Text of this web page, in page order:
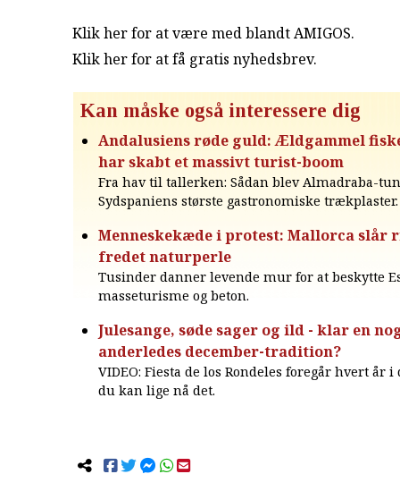
Klik her for at være med blandt AMIGOS.
Klik her for at få gratis nyhedsbrev.
Kan måske også interessere dig
Andalusiens røde guld: Ældgammel
har skabt et massivt turist-boom
Fra hav til tallerken: Sådan blev Almadraba-
Sydspaniens største gastronomiske trækplaster.
Menneskekæde i protest: Mallorca slår
fredet naturperle
Tusinder danner levende mur for at beskytte
masseturisme og beton.
Julesange, søde sager og ild - klar en
anderledes december-tradition?
VIDEO: Fiesta de los Rondeles foregår hvert år i
du kan lige nå det.